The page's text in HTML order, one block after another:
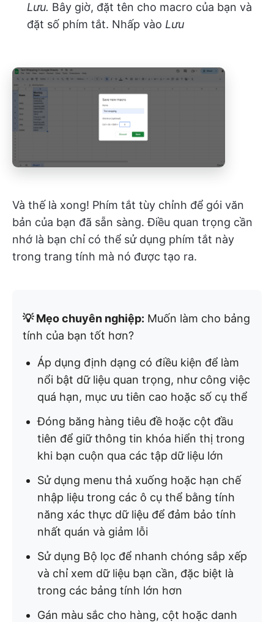
Lưu. Bây giờ, đặt tên cho macro của bạn và
đặt số phím tắt. Nhấp vào Lưu
Và thế là xong! Phím tắt tùy chỉnh để gói văn
bản của bạn đã sẵn sàng. Điều quan trọng cần
nhớ là bạn chỉ có thể sử dụng phím tắt này
trong trang tính mà nó được tạo ra.
💡 Mẹo chuyên nghiệp: Muốn làm cho bảng
tính của bạn tốt hơn?
Áp dụng định dạng có điều kiện để làm
nổi bật dữ liệu quan trọng, như công việc
quá hạn, mục ưu tiên cao hoặc số cụ thể
Đóng băng hàng tiêu đề hoặc cột đầu
tiên để giữ thông tin khóa hiển thị trong
khi bạn cuộn qua các tập dữ liệu lớn
Sử dụng menu thả xuống hoặc hạn chế
nhập liệu trong các ô cụ thể bằng tính
năng xác thực dữ liệu để đảm bảo tính
nhất quán và giảm lỗi
Sử dụng Bộ lọc để nhanh chóng sắp xếp
và chỉ xem dữ liệu bạn cần, đặc biệt là
trong các bảng tính lớn hơn
Gán màu sắc cho hàng, cột hoặc danh